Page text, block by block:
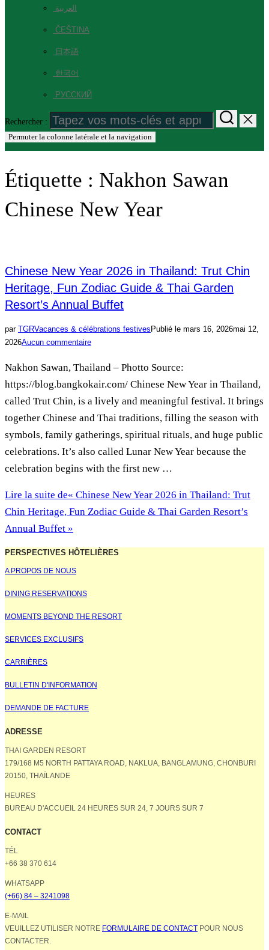
العربية
ČEŠTINA
日本語
한국어
РУССКИЙ
Rechercher :
Permuter la colonne latérale et la navigation
Étiquette : Nakhon Sawan
Chinese New Year
Chinese New Year 2026 in Thailand: Trut Chin
Heritage, Fun Zodiac Guide & Thai Garden
Resort’s Annual Buffet
par TGRVacances & célébrations festives Publié le mars 16, 2026mai 12,
2026Aucun commentaire
Nakhon Sawan, Thailand – Photto Source:
https://blog.bangkokair.com/ Chinese New Year in Thailand,
called Trut Chin, is a lively and meaningful festival. It brings
together Chinese and Thai traditions, filling the season with
symbols, family gatherings, spiritual rituals, and huge public
celebrations. It’s also called Lunar New Year because the
celebration begins with the first new …
Lire la suite de« Chinese New Year 2026 in Thailand: Trut
Chin Heritage, Fun Zodiac Guide & Thai Garden Resort’s
Annual Buffet »
PERSPECTIVES HÔTELIÈRES
A PROPOS DE NOUS
DINING RESERVATIONS
MOMENTS BEYOND THE RESORT
SERVICES EXCLUSIFS
CARRIÈRES
BULLETIN D'INFORMATION
DEMANDE DE FACTURE
ADRESSE
THAI GARDEN RESORT
179/168 M5 NORTH PATTAYA ROAD, NAKLUA, BANGLAMUNG, CHONBURI
20150, THAÏLANDE
HEURES
BUREAU D'ACCUEIL 24 HEURES SUR 24, 7 JOURS SUR 7
CONTACT
TÉL
+66 38 370 614
WHATSAPP
(+66) 84 – 3241098
E-MAIL
VEUILLEZ UTILISER NOTRE FORMULAIRE DE CONTACT POUR NOUS
CONTACTER.